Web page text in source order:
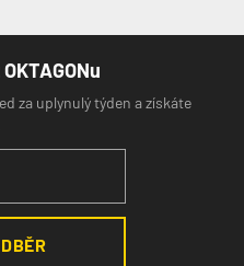
za uplynulý týden a získáte